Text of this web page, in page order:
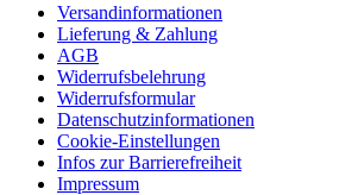
Versandinformationen
Lieferung & Zahlung
AGB
Widerrufsbelehrung
Widerrufsformular
Datenschutzinformationen
Cookie-Einstellungen
Infos zur Barrierefreiheit
Impressum